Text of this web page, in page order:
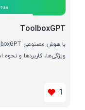
ToolboxGPT
ویژگی‌ها، کاربردها و نحوه
1